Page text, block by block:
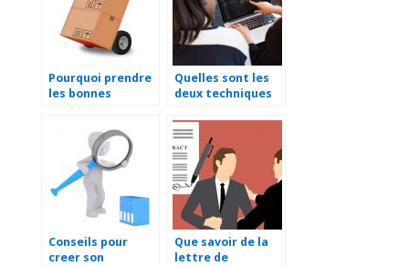
Pourquoi prendre
les bonnes
entreprise ?
Quelles sont les
deux techniques
d’un fichier PDF ?
Conseils pour
creer son
Que savoir de la
lettre de